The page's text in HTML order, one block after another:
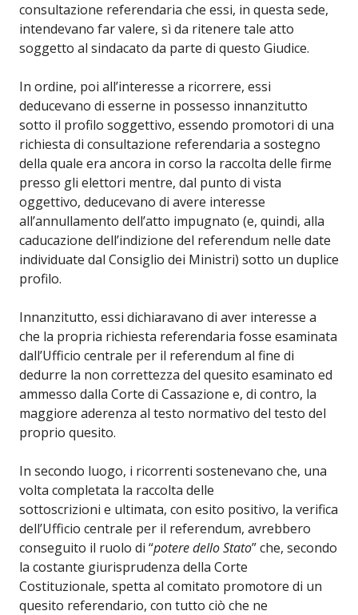
consultazione referendaria che essi, in questa sede,
intendevano far valere, sì da ritenere tale atto
soggetto al sindacato da parte di questo Giudice.
In ordine, poi all’interesse a ricorrere, essi
deducevano di esserne in possesso innanzitutto
sotto il profilo soggettivo, essendo promotori di una
richiesta di consultazione referendaria a sostegno
della quale era ancora in corso la raccolta delle firme
presso gli elettori mentre, dal punto di vista
oggettivo, deducevano di avere interesse
all’annullamento dell’atto impugnato (e, quindi, alla
caducazione dell’indizione del referendum nelle date
individuate dal Consiglio dei Ministri) sotto un duplice
profilo.
Innanzitutto, essi dichiaravano di aver interesse a
che la propria richiesta referendaria fosse esaminata
dall’Ufficio centrale per il referendum al fine di
dedurre la non correttezza del quesito esaminato ed
ammesso dalla Corte di Cassazione e, di contro, la
maggiore aderenza al testo normativo del testo del
proprio quesito.
In secondo luogo, i ricorrenti sostenevano che, una
volta completata la raccolta delle
sottoscrizioni e ultimata, con esito positivo, la verifica
dell’Ufficio centrale per il referendum, avrebbero
conseguito il ruolo di “potere dello Stato” che, secondo
la costante giurisprudenza della Corte
Costituzionale, spetta al comitato promotore di un
quesito referendario, con tutto ciò che ne